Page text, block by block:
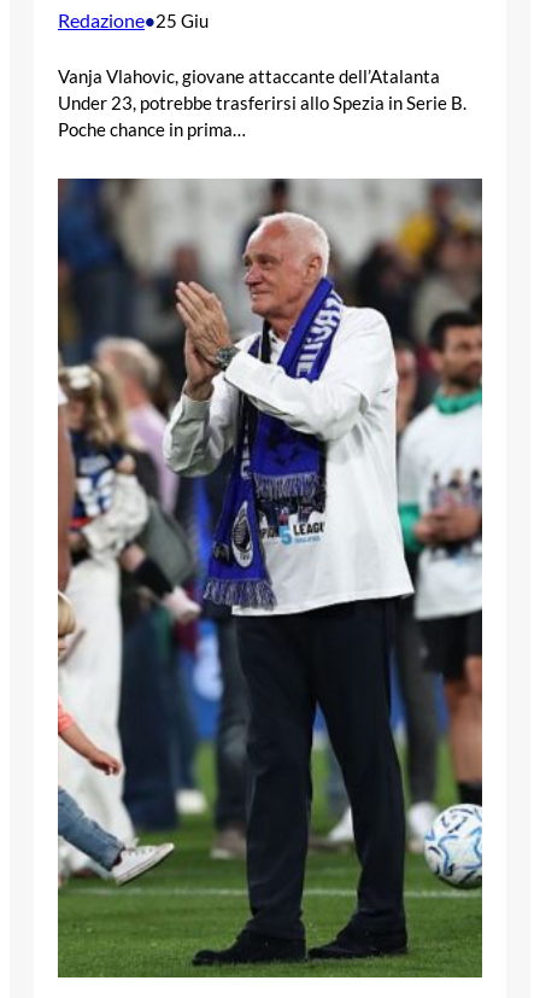
Redazione•25 Giu
Vanja Vlahovic, giovane attaccante dell’Atalanta
Under 23, potrebbe trasferirsi allo Spezia in Serie B.
Poche chance in prima…